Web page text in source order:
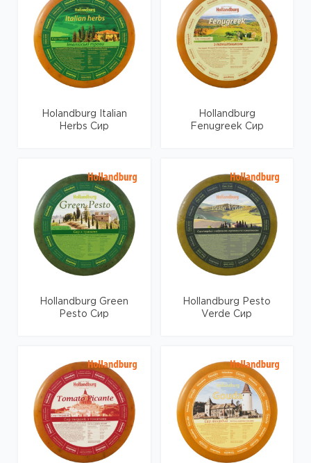
Holandburg Italian
Herbs Сир
Hollandburg
Fenugreek Сир
Hollandburg Green
Pesto Сир
Hollandburg Pesto
Verde Сир